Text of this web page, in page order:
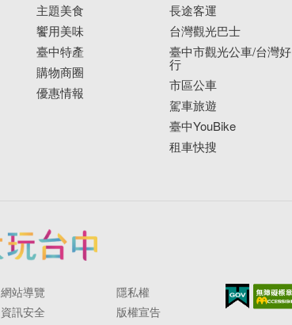
主題美食
饗用美味
臺中特產
購物商圈
優惠情報
長途客運
台灣觀光巴士
臺中市觀光公車/台灣好
行
市區公車
駕車旅遊
臺中YouBike
租車快搜
網站導覽
隱私權
資訊安全
版權宣告